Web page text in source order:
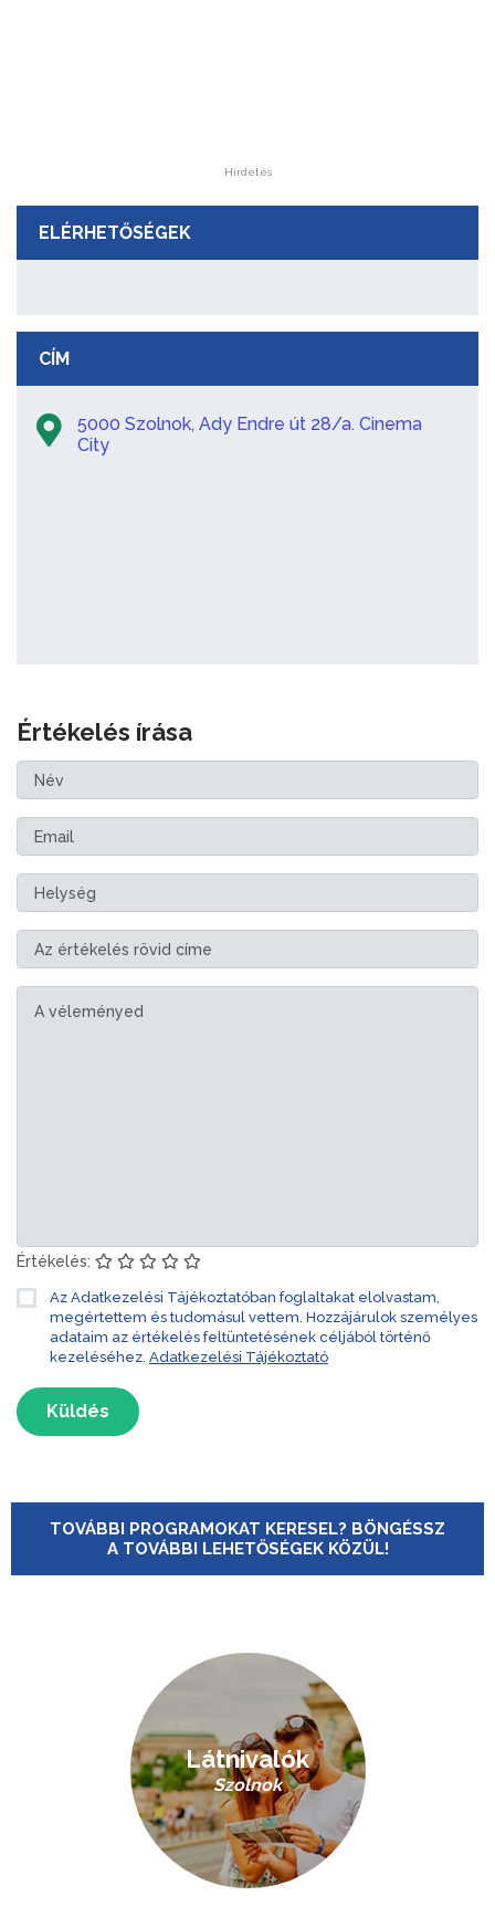
Hirdetés
ELÉRHETŐSÉGEK
CÍM
5000 Szolnok, Ady Endre út 28/a. Cinema
City
Értékelés írása
Értékelés:
Az Adatkezelési Tájékoztatóban foglaltakat elolvastam,
megértettem és tudomásul vettem. Hozzájárulok személyes
adataim az értékelés feltüntetésének céljából történő
kezeléséhez. Adatkezelési Tájékoztató
Küldés
TOVÁBBI PROGRAMOKAT KERESEL? BÖNGÉSSZ
A TOVÁBBI LEHETŐSÉGEK KÖZÜL!
Látnivalók
Szolnok